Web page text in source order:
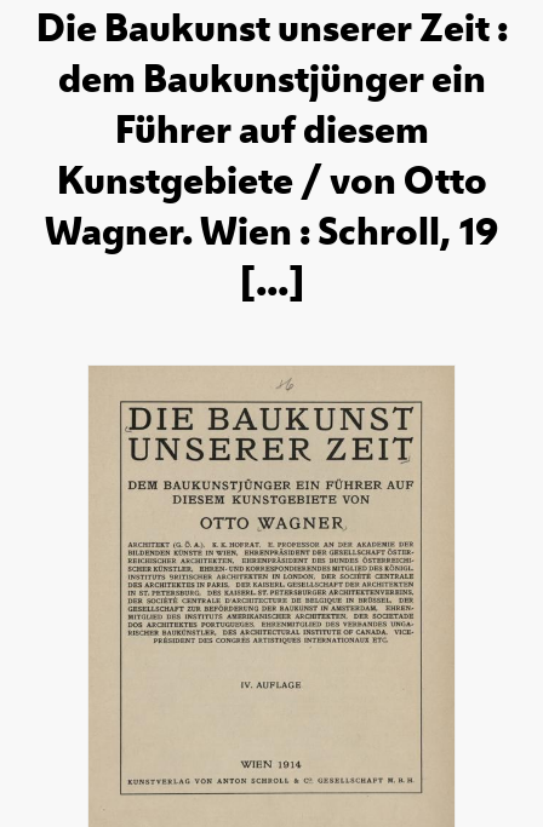
Die Baukunst unserer Zeit :
dem Baukunstjünger ein
Führer auf diesem
Kunstgebiete / von Otto
Wagner. Wien : Schroll, 19
[...]